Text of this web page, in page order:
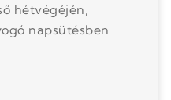
hétvégéjén,
napsütésben